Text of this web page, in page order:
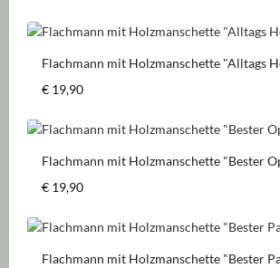
Flachmann mit Holzmanschette "Alltags
Regulärer Preis:
€ 19,90
Flachmann mit Holzmanschette "Bester
Regulärer Preis:
€ 19,90
Flachmann mit Holzmanschette "Bester